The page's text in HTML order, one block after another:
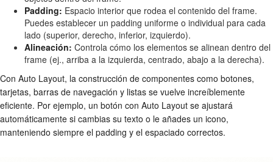
Padding: Espacio interior que rodea el contenido del frame.
Puedes establecer un padding uniforme o individual para cada
lado (superior, derecho, inferior, izquierdo).
Alineación: Controla cómo los elementos se alinean dentro del
frame (ej., arriba a la izquierda, centrado, abajo a la derecha).
Con Auto Layout, la construcción de componentes como botones,
tarjetas, barras de navegación y listas se vuelve increíblemente
eficiente. Por ejemplo, un botón con Auto Layout se ajustará
automáticamente si cambias su texto o le añades un icono,
manteniendo siempre el padding y el espaciado correctos.